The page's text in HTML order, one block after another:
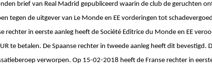
brief van Real Madrid gepubliceerd waarin de club de geruchten
tegen de uitgever van Le Monde en EE vorderingen tot
rechter in eerste aanleg heeft de Société Editrice du Monde en EE
te betalen. De Spaanse rechter in tweede aanleg heeft dit
verworpen. Op 15-02-2018 heeft de Franse rechter in